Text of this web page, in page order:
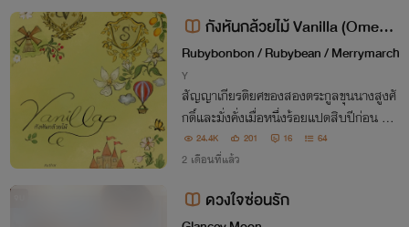
กังหันกล้วยไม้ Vanilla (Omega
verse)
Rubybonbon / Rubybean / Merrymarch
Y
สัญญาเกียรติยศของสองตระกูลขุนนางสูงศั
กดิ์และมั่งคั่งเมื่อหนึ่งร้อยแปดสิบปีก่อน ทำใ
ห้ทายาทอัลฟ่าเลือดแท้สามพี่น้องแห่งเวอร์
นอนต้องจับฉลาก ไปเป็นเจ้าบ่าวของทายาท
24.4K 201 16 64
2 เดือนที่แล้ว
ดวงใจซ่อนรัก